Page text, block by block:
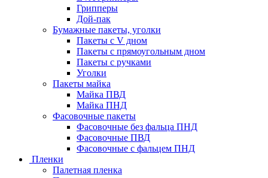
Грипперы
Дой-пак
Бумажные пакеты, уголки
Пакеты с V дном
Пакеты с прямоугольным дном
Пакеты с ручками
Уголки
Пакеты майка
Майка ПВД
Майка ПНД
Фасовочные пакеты
Фасовочные без фальца ПНД
Фасовочные ПВД
Фасовочные с фальцем ПНД
Пленки
Палетная пленка